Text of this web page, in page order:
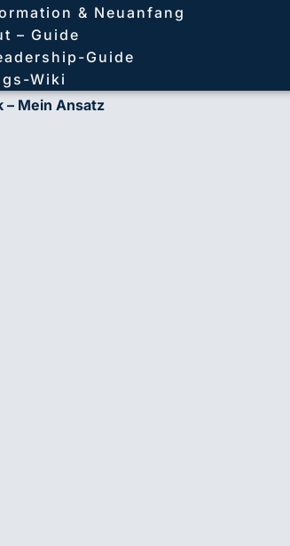
& Neuanfang
– Guide
Guide
Wiki
– Mein Ansatz